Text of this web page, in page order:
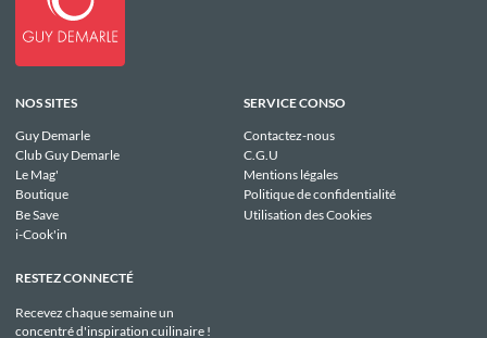
NOS SITES
Guy Demarle
Club Guy Demarle
Le Mag'
Boutique
Be Save
i-Cook'in
SERVICE CONSO
Contactez-nous
C.G.U
Mentions légales
Politique de confidentialité
Utilisation des Cookies
RESTEZ CONNECTÉ
Recevez chaque semaine un
concentré d'inspiration cuilinaire !